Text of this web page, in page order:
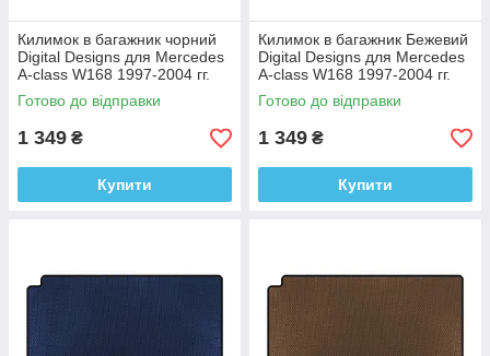
Килимок в багажник чорний
Digital Designs для Mercedes
A-сlass W168 1997-2004 гг.
Этилвинилацетат
Готово до відправки
1 349 ₴
Купити
Килимок в багажник Бежевий
Digital Designs для Mercedes
A-сlass W168 1997-2004 гг.
Этилвинилацетат
Готово до відправки
1 349 ₴
Купити